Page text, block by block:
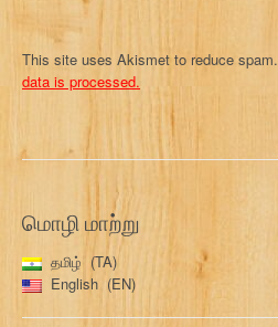
This site uses Akismet to reduce spam.
data is processed.
மொழி மாற்று
தமிழ்
TA
English
EN